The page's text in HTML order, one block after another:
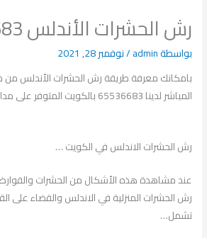
رش الحشرات الأندلس 65536683
بواسطةadmin
/نوفمبر 28, 2021
بامكانك معرفة طريقة رش الحشرات الأندلس من
المباشر لدينا 65536683 بالكويت المتوفر على مدار الساعة وبأي وقت.
رش الحشرات الاندلس في الكويت …
عند مشاهدة هذه الأشكال من الحشرات
رش الحشرات المنزلية في الاندلس والقضاء على
تشمل…